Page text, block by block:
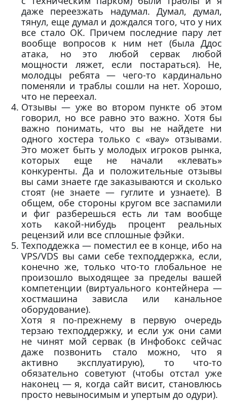
даже переезжать надумал. Думал, думал,
тянул, еще думал и дождался того, что у них
все стало ОК. Причем последние пару лет
вообще вопросов к ним нет (была Ддос
атака, но это любой сервак любой
мощности ляжет, если постараться). Не,
молодцы ребята — чего-то кардинально
поменяли и траблы сошли на нет. Хорошо,
что не переехал.
Отзывы — уже во втором пункте об этом
говорил, но все равно это важно. Хотя бы
важно понимать, что вы не найдете ни
одного хостера только с «вау» отзывами.
Это может быть у молодых игроков рынка,
которых еще не начали «клевать»
конкуренты. Да и положительные отзывы
вы сами знаете где заказываются и сколько
стоят (не знаете — гуглите и узнаете). В
общем, обе стороны кругом все заспамили
и фиг разберешься есть ли там вообще
хоть какой-нибудь процент реальных
рецензий или все сплошные фэйки.
Техподдежка — поместил ее в конце, ибо на
VPS/VDS вы сами себе техподдержка, если,
конечно же, только что-то глобальное не
произошло выходящее за пределы вашей
компетенции (виртуального контейнера —
хостмашина зависла или канальное
оборудование).
Хотя я по-прежнему в первую очередь
терзаю техподдержку, и если уж они сами
не чинят мой сервак (в Инфобокс сейчас
даже позвонить стало можно, что я
активно эксплуатирую), то что-то
обязательно советуют (чтобы отстал уже
наконец — я, когда сайт висит, становлюсь
просто невыносимым и упертым до одури).